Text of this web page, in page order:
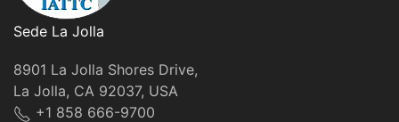
Sede La Jolla
8901 La Jolla Shores Drive,
La Jolla, CA 92037, USA
+1 858 666-9700